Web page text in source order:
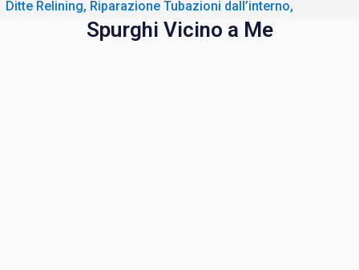
Ditte Relining, Riparazione Tubazioni dall’interno,
Spurghi Vicino a Me